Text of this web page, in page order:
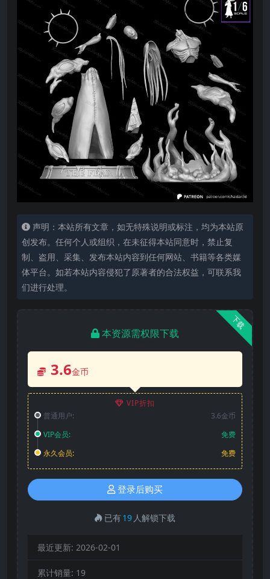
声明：本站所有文章，如无特殊说明或标注，均为本站原
创发布。任何个人或组织，在未征得本站同意时，禁止复
制、盗用、采集、发布本站内容到任何网站、书籍等各类媒
体平台。如若本站内容侵犯了原著者的合法权益，可联系我
们进行处理。
下载
本资源需权限下载
3.6金币
VIP折扣
普通用户:
3.6金币
VIP会员:
免费
永久会员:
免费
登录后购买
已有19 人解锁下载
最近更新: 2026-02-01
累计销量: 19